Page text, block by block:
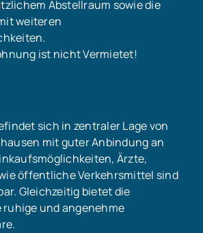
Abstellraum sowie die
weiteren
ist nicht Vermietet!
sich in zentraler Lage von
mit guter Anbindung an
Ärzte,
öffentliche Verkehrsmittel sind
Gleichzeitig bietet die
ruhige und angenehme